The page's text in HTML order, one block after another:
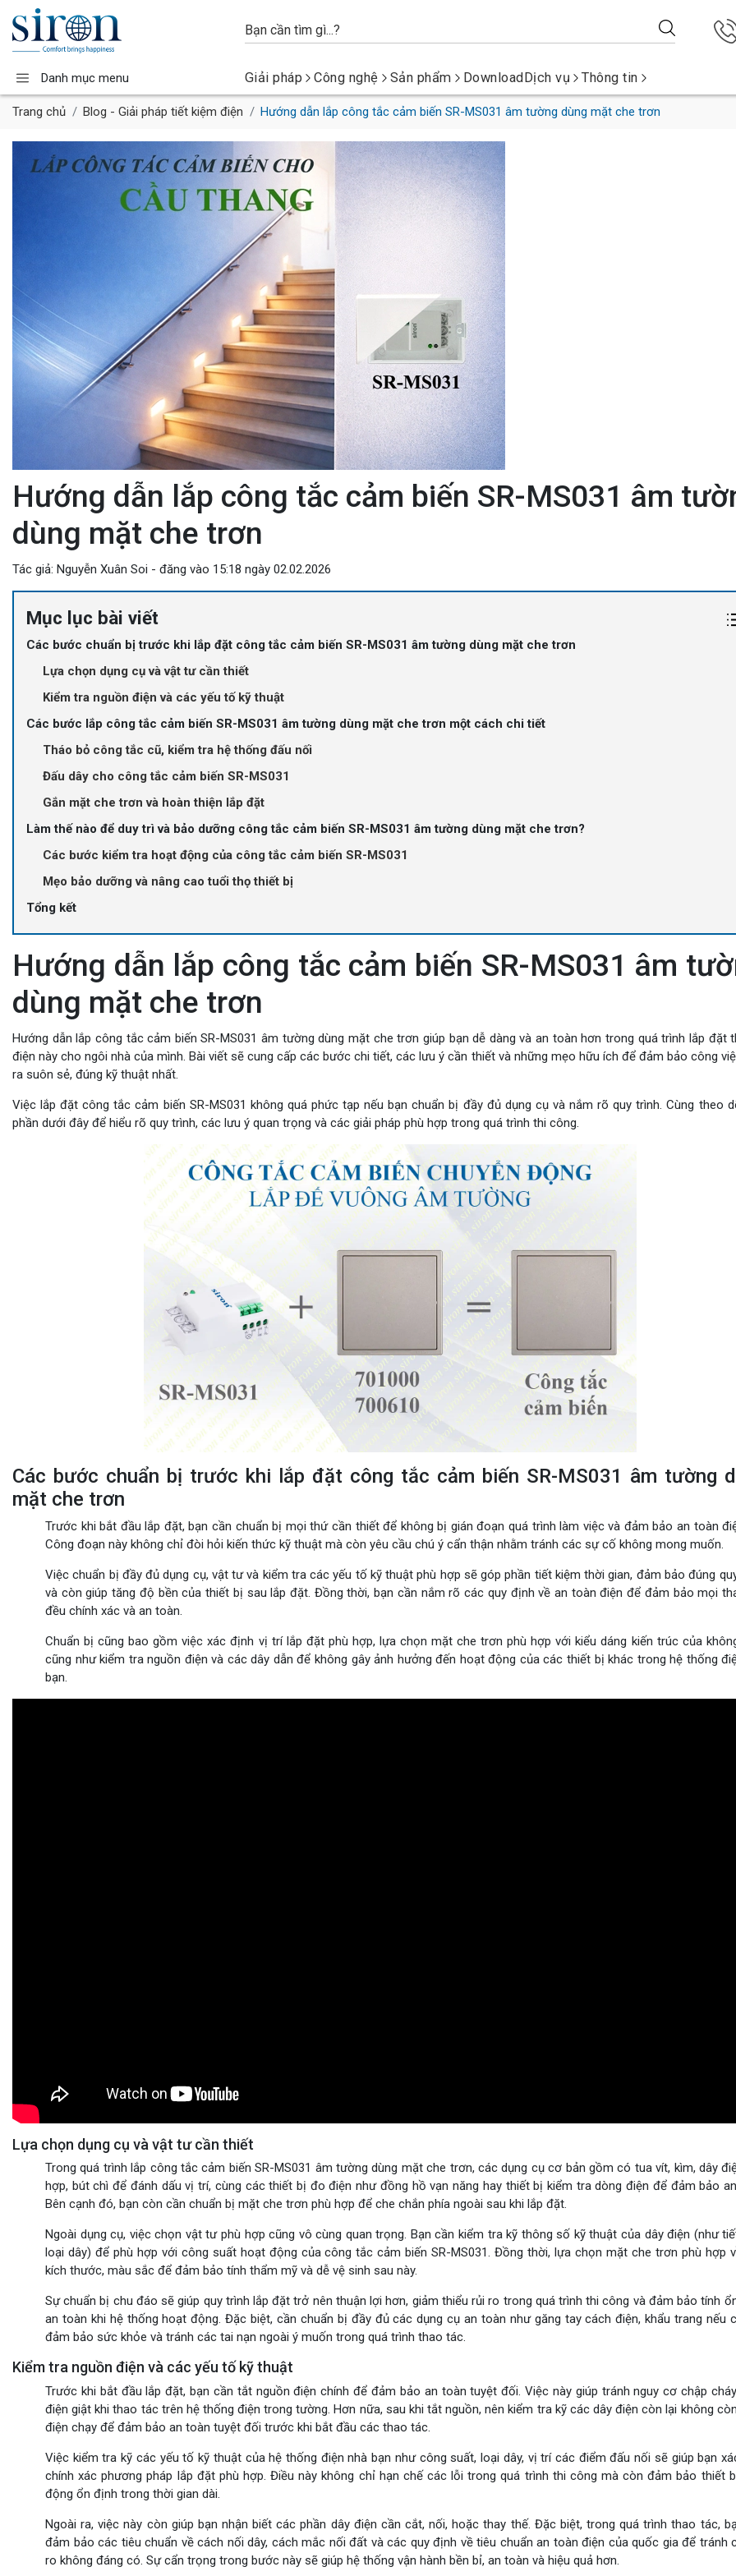
Danh mục menu Giải pháp Công nghệ Sản phẩm DownloadDịch vụ Thông tin
Trang chủ Blog - Giải pháp tiết kiệm điện Hướng dẫn lắp công tắc cảm biến SR-MS031 âm tường dùng mặt che trơn
Hướng dẫn lắp công tắc cảm biến SR-MS031 âm
dùng mặt che trơn
Tác giả: Nguyễn Xuân Soi - đăng vào 15:18 ngày 02.02.2026
Mục lục bài viết
Các bước chuẩn bị trước khi lắp đặt công tắc cảm biến SR-MS031 âm tường dùng mặt che trơn
Lựa chọn dụng cụ và vật tư cần thiết
Kiểm tra nguồn điện và các yếu tố kỹ thuật
Các bước lắp công tắc cảm biến SR-MS031 âm tường dùng mặt che trơn một cách chi tiết
Tháo bỏ công tắc cũ, kiểm tra hệ thống đấu nối
Đấu dây cho công tắc cảm biến SR-MS031
Gắn mặt che trơn và hoàn thiện lắp đặt
Làm thế nào để duy trì và bảo dưỡng công tắc cảm biến SR-MS031 âm tường dùng mặt che trơn?
Các bước kiểm tra hoạt động của công tắc cảm biến SR-MS031
Mẹo bảo dưỡng và nâng cao tuổi thọ thiết bị
Tổng kết
Hướng dẫn lắp công tắc cảm biến SR-MS031 âm
dùng mặt che trơn
Hướng dẫn lắp công tắc cảm biến SR-MS031 âm tường dùng mặt che trơn giúp bạn dễ dàng và an toàn hơn trong quá trình lắp đặt
điện này cho ngôi nhà của mình. Bài viết sẽ cung cấp các bước chi tiết, các lưu ý cần thiết và những mẹo hữu ích để đảm bảo công
ra suôn sẻ, đúng kỹ thuật nhất.
Việc lắp đặt công tắc cảm biến SR-MS031 không quá phức tạp nếu bạn chuẩn bị đầy đủ dụng cụ và nắm rõ quy trình. Cùng theo
phần dưới đây để hiểu rõ quy trình, các lưu ý quan trọng và các giải pháp phù hợp trong quá trình thi công.
Các bước chuẩn bị trước khi lắp đặt công tắc cảm biến SR-MS031 âm tường
mặt che trơn
Trước khi bắt đầu lắp đặt, bạn cần chuẩn bị mọi thứ cần thiết để không bị gián đoạn quá trình làm việc và đảm bảo an toàn
Công đoạn này không chỉ đòi hỏi kiến thức kỹ thuật mà còn yêu cầu chú ý cẩn thận nhằm tránh các sự cố không mong muốn.
Việc chuẩn bị đầy đủ dụng cụ, vật tư và kiểm tra các yếu tố kỹ thuật phù hợp sẽ góp phần tiết kiệm thời gian, đảm bảo đúng
và còn giúp tăng độ bền của thiết bị sau lắp đặt. Đồng thời, bạn cần nắm rõ các quy định về an toàn điện để đảm bảo mọi
đều chính xác và an toàn.
Chuẩn bị cũng bao gồm việc xác định vị trí lắp đặt phù hợp, lựa chọn mặt che trơn phù hợp với kiểu dáng kiến trúc của
cũng như kiểm tra nguồn điện và các dây dẫn để không gây ảnh hưởng đến hoạt động của các thiết bị khác trong hệ thống
bạn.
Lựa chọn dụng cụ và vật tư cần thiết
Trong quá trình lắp công tắc cảm biến SR-MS031 âm tường dùng mặt che trơn, các dụng cụ cơ bản gồm có tua vít, kìm, dây
hợp, bút chì để đánh dấu vị trí, cùng các thiết bị đo điện như đồng hồ vạn năng hay thiết bị kiểm tra dòng điện để đảm bảo
Bên cạnh đó, bạn còn cần chuẩn bị mặt che trơn phù hợp để che chắn phía ngoài sau khi lắp đặt.
Ngoài dụng cụ, việc chọn vật tư phù hợp cũng vô cùng quan trọng. Bạn cần kiểm tra kỹ thông số kỹ thuật của dây điện (như
loại dây) để phù hợp với công suất hoạt động của công tắc cảm biến SR-MS031. Đồng thời, lựa chọn mặt che trơn phù hợp
kích thước, màu sắc để đảm bảo tính thẩm mỹ và dễ vệ sinh sau này.
Sự chuẩn bị chu đáo sẽ giúp quy trình lắp đặt trở nên thuận lợi hơn, giảm thiểu rủi ro trong quá trình thi công và đảm bảo tính
an toàn khi hệ thống hoạt động. Đặc biệt, cần chuẩn bị đầy đủ các dụng cụ an toàn như găng tay cách điện, khẩu trang nếu
đảm bảo sức khỏe và tránh các tai nạn ngoài ý muốn trong quá trình thao tác.
Kiểm tra nguồn điện và các yếu tố kỹ thuật
Trước khi bắt đầu lắp đặt, bạn cần tắt nguồn điện chính để đảm bảo an toàn tuyệt đối. Việc này giúp tránh nguy cơ chập
điện giật khi thao tác trên hệ thống điện trong tường. Hơn nữa, sau khi tắt nguồn, nên kiểm tra kỹ các dây điện còn lại không
điện chạy để đảm bảo an toàn tuyệt đối trước khi bắt đầu các thao tác.
Việc kiểm tra kỹ các yếu tố kỹ thuật của hệ thống điện nhà bạn như công suất, loại dây, vị trí các điểm đấu nối sẽ giúp bạn
chính xác phương pháp lắp đặt phù hợp. Điều này không chỉ hạn chế các lỗi trong quá trình thi công mà còn đảm bảo thiết
động ổn định trong thời gian dài.
Ngoài ra, việc này còn giúp bạn nhận biết các phần dây điện cần cắt, nối, hoặc thay thế. Đặc biệt, trong quá trình thao tác,
đảm bảo các tiêu chuẩn về cách nối dây, cách mắc nối đất và các quy định về tiêu chuẩn an toàn điện của quốc gia để tránh
ro không đáng có. Sự cẩn trọng trong bước này sẽ giúp hệ thống vận hành bền bỉ, an toàn và hiệu quả hơn.